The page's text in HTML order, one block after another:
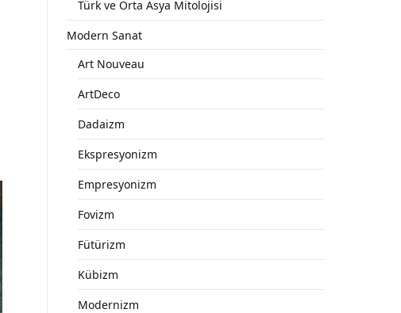
Türk ve Orta Asya Mitolojisi
Modern Sanat
Art Nouveau
ArtDeco
Dadaizm
Ekspresyonizm
Empresyonizm
Fovizm
Fütürizm
Kübizm
Modernizm